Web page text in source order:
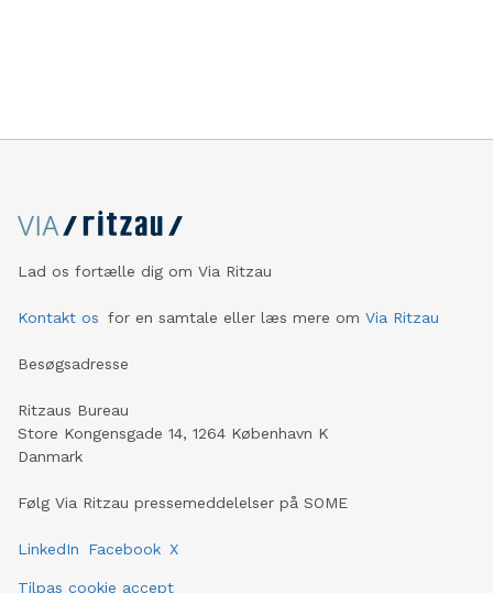
Lad os fortælle dig om Via Ritzau
Kontakt os for en samtale eller læs mere om Via Ritzau
Besøgsadresse
Ritzaus Bureau
Store Kongensgade 14, 1264 København K
Danmark
Følg Via Ritzau pressemeddelelser på SOME
LinkedIn Facebook X
Tilpas cookie accept